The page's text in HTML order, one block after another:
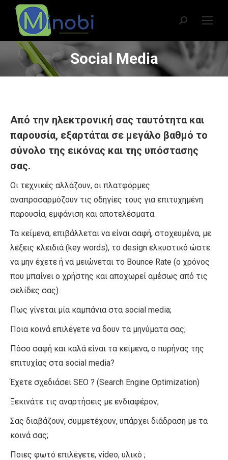
Search:
Social Media
You are here:
Από την ηλεκτρονική σας ταυτότητα και
παρουσία, εξαρτάται σε μεγάλο βαθμό το
σύνολο της εικόνας και της υπόστασης
σας.
Οι τεχνικές αλλάζουν, οι πλατφόρμες
αναπροσαρμόζουν τις οδηγίες τους για επιτυχημένη
παρουσία, εμφάνιση και αποτελέσματα.
Τα κείμενα, επιβάλλεται να είναι σαφή, στοχευμένα, με
λέξεις κλειδιά (key words), το design ελκυστικό ώστε
να μην έχετε ή να μειώνεται το Bounce Rate (ο χρόνος
που μπαίνει ο χρήστης και αποχωρεί αμέσως από τις
σελίδες σας).
Πως γίνεται μία καμπάνια στα social media;
Ποια κοινά επιλέγετε να δουν τα μηνύματα σας;
Πόσο σαφή και καλά είναι τα κείμενα, ο πυρήνας της
επιτυχίας στα social media?
Έχετε σχεδιάσει SEO ? (Search Engine Optimization)
Ξεκινάτε τις αναρτήσεις με ενδιαφέρον;
Σας διαβάζουν, συμμετέχουν, υπάρχει διάδραση με τα
κοινά σας;
Ποιες φωτό επιλέγετε, video, υλικό ;